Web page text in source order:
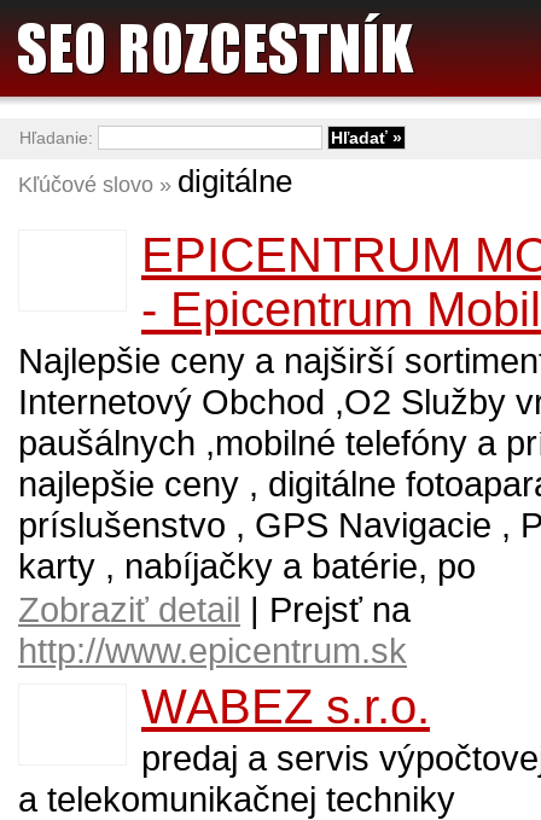
Kľúčové slovo » digitálne
EPICENTRUM
- Epicentrum
Najlepšie ceny a najširší
Internetový Obchod ,O2 Služby
paušálnych ,mobilné telefóny a
najlepšie ceny , digitálne
príslušenstvo , GPS Navigacie ,
karty , nabíjačky a batérie, po
Zobraziť detail | Prejsť na
http://www.epicentrum.sk
WABEZ s.r.o.
predaj a servis
a telekomunikačnej techniky
Hľadanie: